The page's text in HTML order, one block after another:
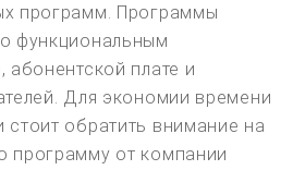
программ. Программы
функциональным
плате и
Для экономии времени
обратить внимание на
программу от компании